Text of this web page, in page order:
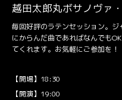
越田太郎丸ボサノヴァ
毎回好評のラテンセッション。
にからんだ曲であればなんでも
てくれます。お気軽にご参加を！
【開場】18:30
【開演】19:00